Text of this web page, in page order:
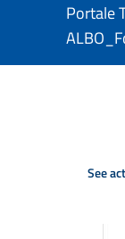
Portale
See